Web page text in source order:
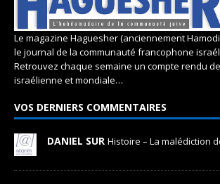
Le magazine Haguesher (anciennement
le journal de la communauté francophone
Retrouvez chaque semaine un compte rendu de
israélienne et mondiale…
VOS DERNIERS COMMENTAIRES
DANIEL SUR Histoire – La malédiction